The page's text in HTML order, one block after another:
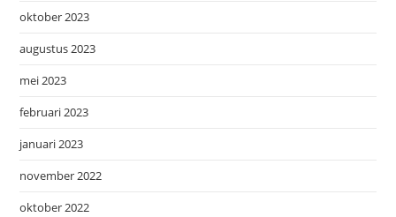
oktober 2023
augustus 2023
mei 2023
februari 2023
januari 2023
november 2022
oktober 2022